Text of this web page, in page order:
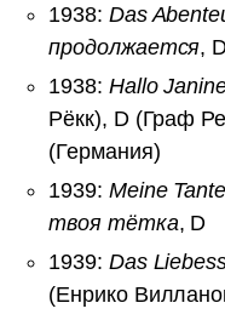
1938: Das
продолжается,
1938: Hallo
Рёкк), D (Граф
(Германия)
1939: Meine
твоя тётка, D
1939: Das
(Енрико